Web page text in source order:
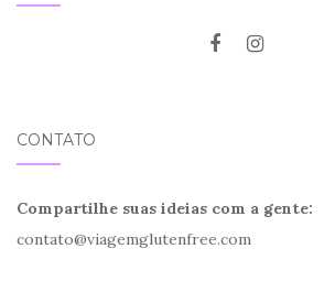
CONTATO
Compartilhe suas ideias com a gente:
contato@viagemglutenfree.com